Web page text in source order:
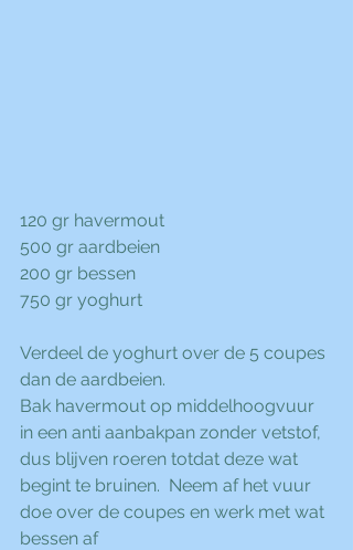
120 gr havermout
500 gr aardbeien
200 gr bessen
750 gr yoghurt
Verdeel de yoghurt over de 5 coupes
dan de aardbeien.
Bak havermout op middelhoogvuur
in een anti aanbakpan zonder vetstof,
dus blijven roeren totdat deze wat
begint te bruinen.  Neem af het vuur
doe over de coupes en werk met wat
bessen af